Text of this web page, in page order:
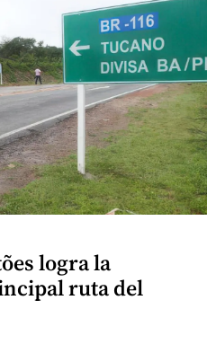
logra la
ruta del